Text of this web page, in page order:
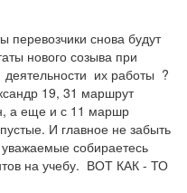
перевозчики снова будут
нового созыва при
деятельности  их работы  ?
19, 31 маршрут
а еще и с 11 маршр
И главное не забыть
собираетесь
на учебу.  ВОТ КАК - ТО